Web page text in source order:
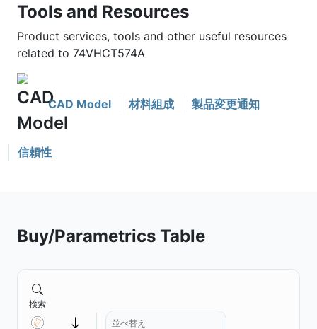
Tools and Resources
Product services, tools and other useful resources
related to 74VHCT574A
CAD Model 材料組成 製品変更通知
信頼性
Buy/Parametrics Table
検索
並べ替え